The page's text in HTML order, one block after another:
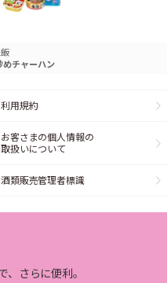
チャーハン
利用規約
お客さまの個人情報の
取扱いについて
酒類販売管理者標識
、さらに便利。